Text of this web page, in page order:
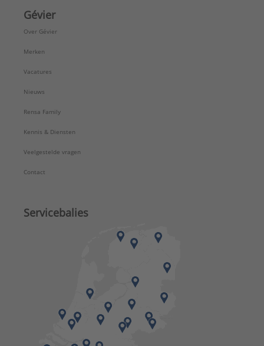
Gévier
Over Gévier
Merken
Vacatures
Nieuws
Rensa Family
Kennis & Diensten
Veelgestelde vragen
Contact
Servicebalies